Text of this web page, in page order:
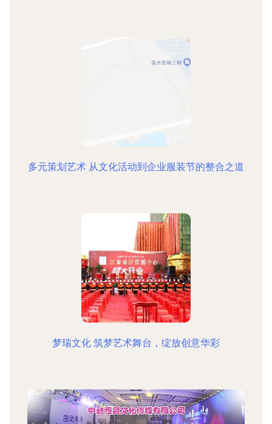
多元策划艺术 从文化活动到企业服装节的整合之道
梦瑞文化 筑梦艺术舞台，绽放创意华彩